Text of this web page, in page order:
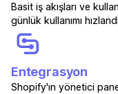
Basit iş akışları ve
günlük kullanımı
Entegrasyon
Shopify'ın yönetici